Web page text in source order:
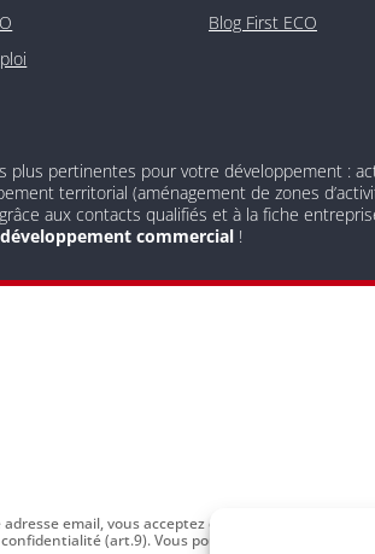
Blog First ECO
pertinentes pour votre développement :
territorial (aménagement de zones
aux contacts qualifiés et à la fiche
développement commercial !
email, vous acceptez de recevoir par
(art.9). Vous pouvez vous désinscrire à